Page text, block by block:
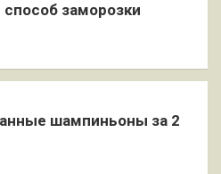
заморозки
шампиньоны за 2